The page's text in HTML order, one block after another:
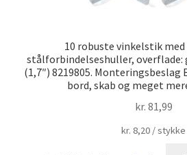
10 robuste vinkelstik
stålforbindelseshuller, overflade:
(1,7″) 8219805. Monteringsbeslag
bord, skab og meget
kr. 81,99
kr. 8,20 /stykke